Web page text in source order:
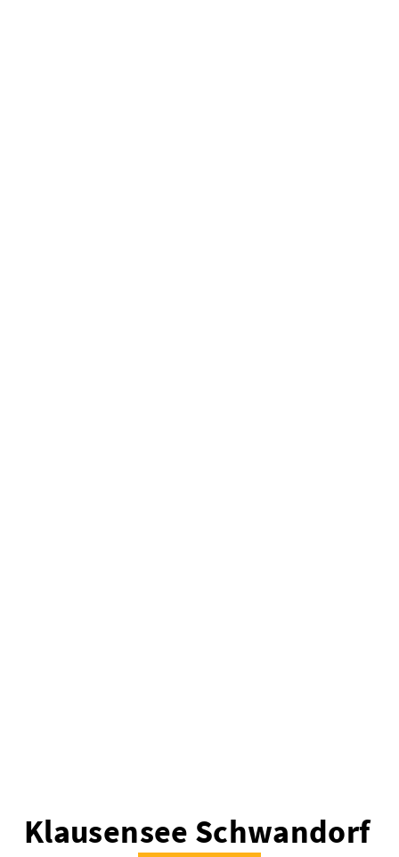
Klausensee Schwandorf